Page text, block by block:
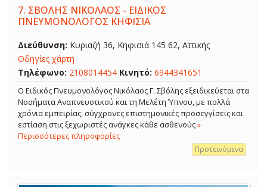
7. ΣΒΟΛΗΣ ΝΙΚΟΛΑΟΣ - ΕΙΔΙΚΟΣ
ΠΝΕΥΜΟΝΟΛΟΓΟΣ ΚΗΦΙΣΙΑ
Διεύθυνση: Κυριαζή 36, Κηφισιά 145 62, Αττικής
Οδηγίες χάρτη
Τηλέφωνο: 2108014454 Κινητό: 6944341651
O Ειδικός Πνευμονολόγος Νικόλαος Γ. Σβόλης εξειδικεύεται στα
Νοσήματα Αναπνευστικού και τη Μελέτη Ύπνου, με πολλά
χρόνια εμπειρίας, σύγχρονες επιστημονικές προσεγγίσεις και
εστίαση στις ξεχωριστές ανάγκες κάθε ασθενούς»
Περισσότερες πληροφορίες
Προτεινόμενα